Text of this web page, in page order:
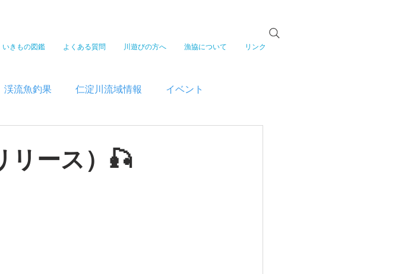
いきもの図鑑 よくある質問 川遊びの方へ 漁協について リンク
渓流魚釣果 仁淀川流域情報 イベント
リース）🎣